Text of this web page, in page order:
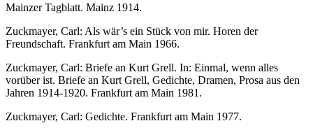
Mainzer Tagblatt. Mainz 1914.
Zuckmayer, Carl: Als wär’s ein Stück von mir. Horen der
Freundschaft. Frankfurt am Main 1966.
Zuckmayer, Carl: Briefe an Kurt Grell. In: Einmal, wenn alles
vorüber ist. Briefe an Kurt Grell, Gedichte, Dramen, Prosa aus den
Jahren 1914-1920. Frankfurt am Main 1981.
Zuckmayer, Carl: Gedichte. Frankfurt am Main 1977.